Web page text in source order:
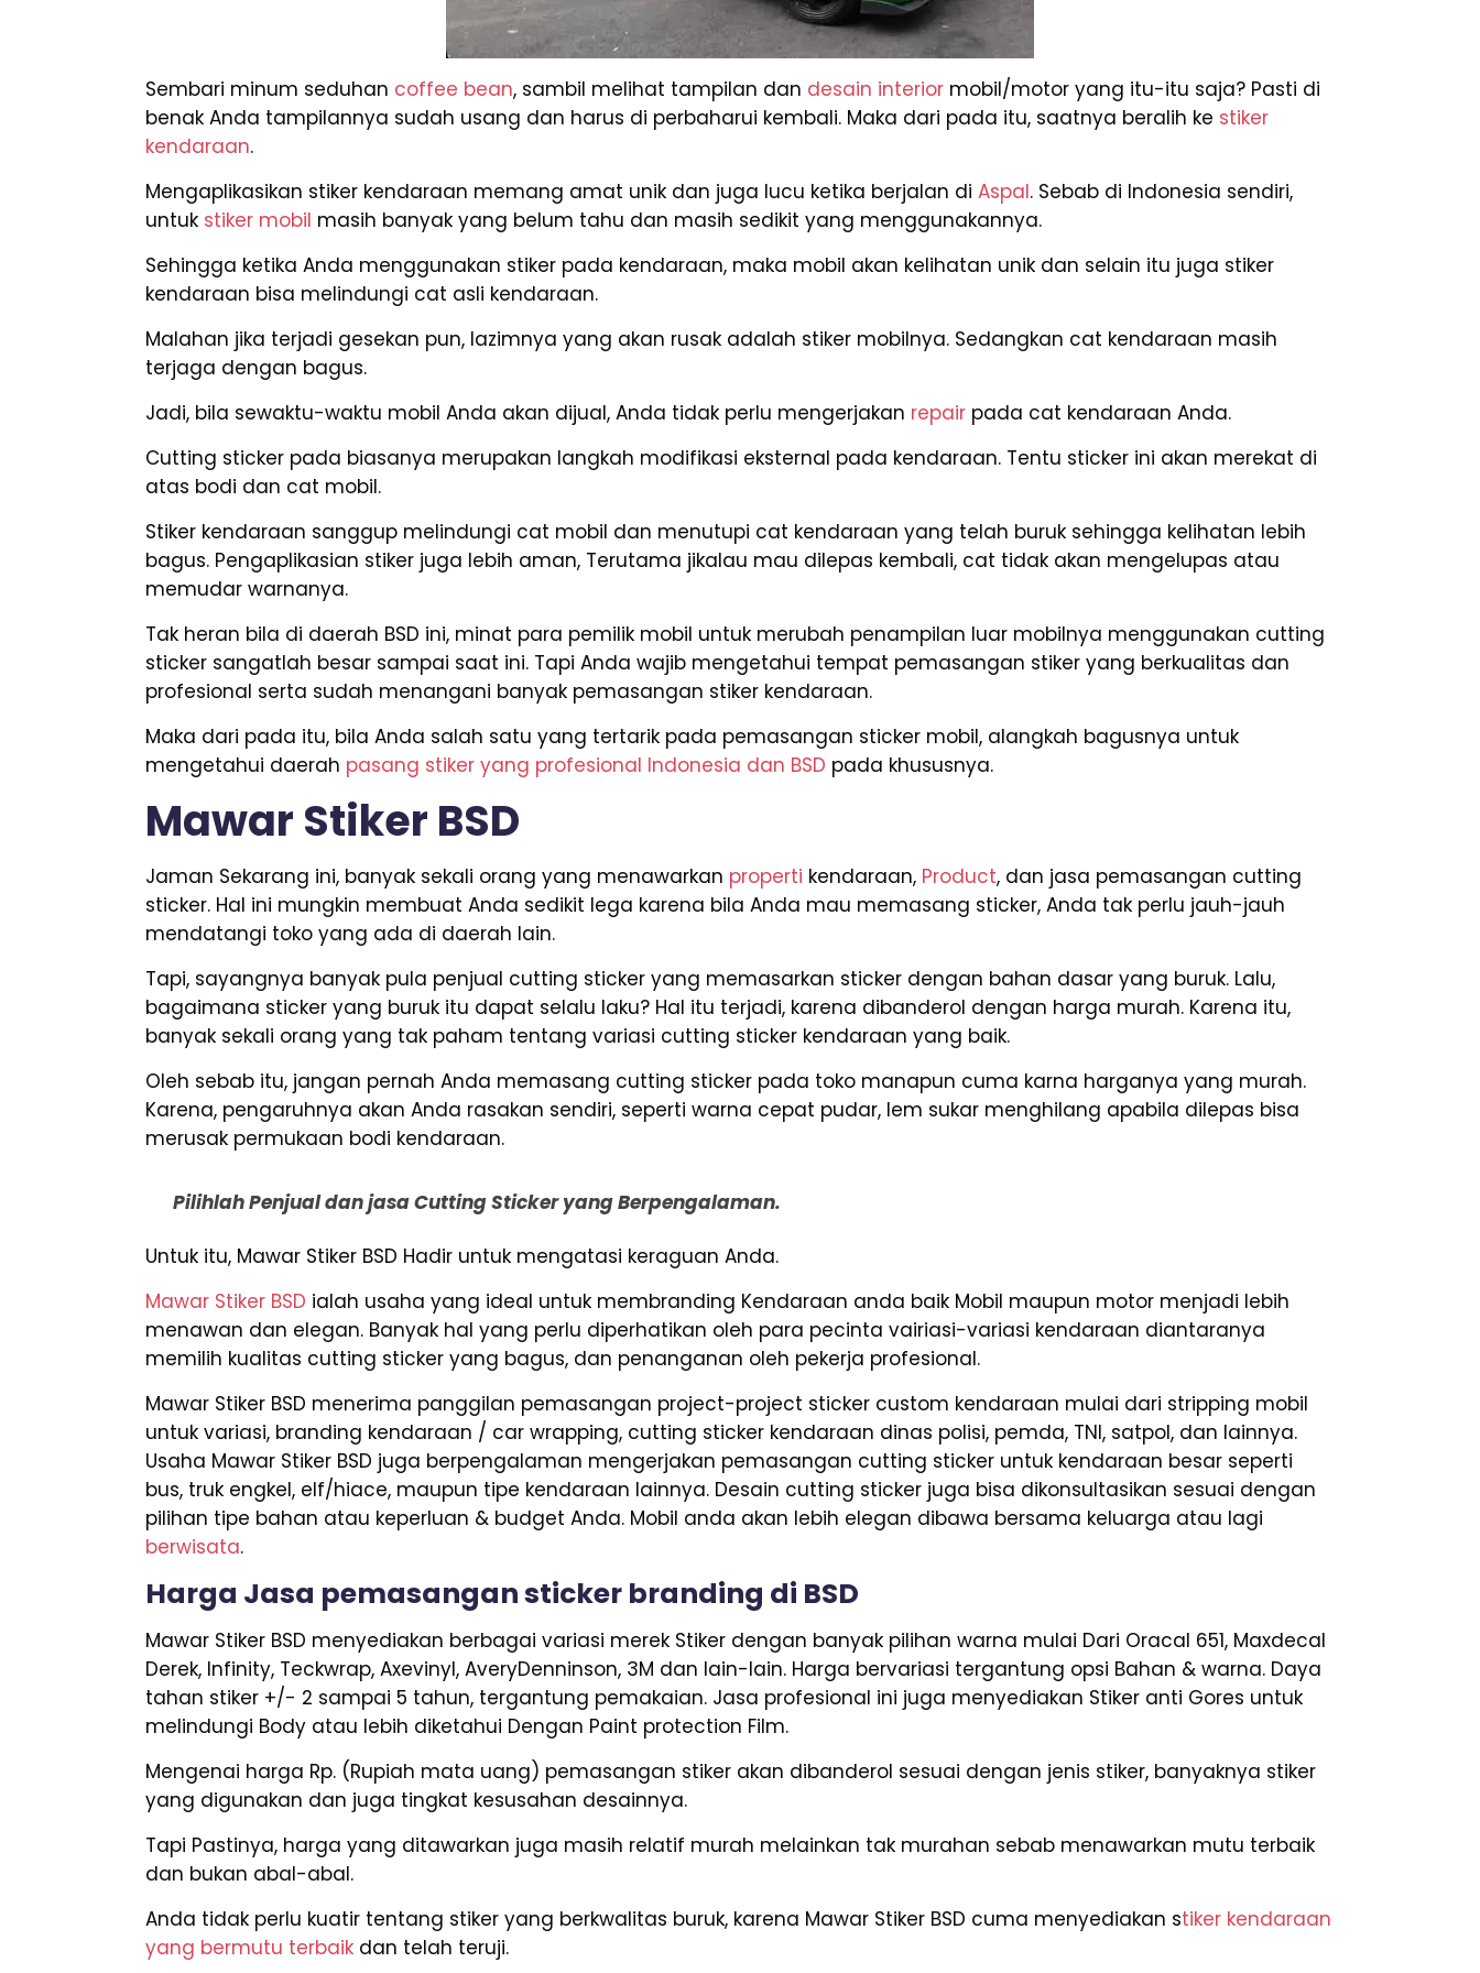
Sembari minum seduhan coffee bean, sambil melihat tampilan dan desain interior mobil/motor yang itu-itu saja? Pasti di
benak Anda tampilannya sudah usang dan harus di perbaharui kembali. Maka dari pada itu, saatnya beralih ke stiker
kendaraan.
Mengaplikasikan stiker kendaraan memang amat unik dan juga lucu ketika berjalan diAspal. Sebab di Indonesia sendiri,
untuk stiker mobil masih banyak yang belum tahu dan masih sedikit yang menggunakannya.
Sehingga ketika Anda menggunakan stiker pada kendaraan, maka mobil akan kelihatan unik dan selain itu juga stiker
kendaraan bisa melindungi cat asli kendaraan.
Malahan jika terjadi gesekan pun, lazimnya yang akan rusak adalah stiker mobilnya. Sedangkan cat kendaraan masih
terjaga dengan bagus.
Jadi, bila sewaktu-waktu mobil Anda akan dijual, Anda tidak perlu mengerjakan repair pada cat kendaraan Anda.
Cutting sticker pada biasanya merupakan langkah modifikasi eksternal pada kendaraan. Tentu sticker ini akan merekat di
atas bodi dan cat mobil.
Stiker kendaraan sanggup melindungi cat mobil dan menutupi cat kendaraan yang telah buruk sehingga kelihatan lebih
bagus. Pengaplikasian stiker juga lebih aman, Terutama jikalau mau dilepas kembali, cat tidak akan mengelupas atau
memudar warnanya.
Tak heran bila di daerah BSD ini, minat para pemilik mobil untuk merubah penampilan luar mobilnya menggunakan cutting
sticker sangatlah besar sampai saat ini. Tapi Anda wajib mengetahui tempat pemasangan stiker yang berkualitas dan
profesional serta sudah menangani banyak pemasangan stiker kendaraan.
Maka dari pada itu, bila Anda salah satu yang tertarik pada pemasangan sticker mobil, alangkah bagusnya untuk
mengetahui daerah pasang stiker yang profesional Indonesia dan BSD pada khususnya.
Mawar Stiker BSD
Jaman Sekarang ini, banyak sekali orang yang menawarkan properti kendaraan, Product, dan jasa pemasangan cutting
sticker. Hal ini mungkin membuat Anda sedikit lega karena bila Anda mau memasang sticker, Anda tak perlu jauh-jauh
mendatangi toko yang ada di daerah lain.
Tapi, sayangnya banyak pula penjual cutting sticker yang memasarkan sticker dengan bahan dasar yang buruk. Lalu,
bagaimana sticker yang buruk itu dapat selalu laku? Hal itu terjadi, karena dibanderol dengan harga murah. Karena itu,
banyak sekali orang yang tak paham tentang variasi cutting sticker kendaraan yang baik.
Oleh sebab itu, jangan pernah Anda memasang cutting sticker pada toko manapun cuma karna harganya yang murah.
Karena, pengaruhnya akan Anda rasakan sendiri, seperti warna cepat pudar, lem sukar menghilang apabila dilepas bisa
merusak permukaan bodi kendaraan.
Pilihlah Penjual dan jasa Cutting Sticker yang Berpengalaman.
Untuk itu, Mawar Stiker BSD Hadir untuk mengatasi keraguan Anda.
Mawar Stiker BSD ialah usaha yang ideal untuk membranding Kendaraan anda baik Mobil maupun motor menjadi lebih
menawan dan elegan. Banyak hal yang perlu diperhatikan oleh para pecinta vairiasi-variasi kendaraan diantaranya
memilih kualitas cutting sticker yang bagus, dan penanganan oleh pekerja profesional.
Mawar Stiker BSD menerima panggilan pemasangan project-project sticker custom kendaraan mulai dari stripping mobil
untuk variasi, branding kendaraan / car wrapping, cutting sticker kendaraan dinas polisi, pemda, TNI, satpol, dan lainnya.
Usaha Mawar Stiker BSD juga berpengalaman mengerjakan pemasangan cutting sticker untuk kendaraan besar seperti
bus, truk engkel, elf/hiace, maupun tipe kendaraan lainnya. Desain cutting sticker juga bisa dikonsultasikan sesuai dengan
pilihan tipe bahan atau keperluan & budget Anda. Mobil anda akan lebih elegan dibawa bersama keluarga atau lagi
berwisata.
Harga Jasa pemasangan sticker branding di BSD
Mawar Stiker BSD menyediakan berbagai variasi merek Stiker dengan banyak pilihan warna mulai Dari Oracal 651, Maxdecal
Derek, Infinity, Teckwrap, Axevinyl, AveryDenninson, 3M dan lain-lain. Harga bervariasi tergantung opsi Bahan & warna. Daya
tahan stiker +/- 2 sampai 5 tahun, tergantung pemakaian. Jasa profesional ini juga menyediakan Stiker anti Gores untuk
melindungi Body atau lebih diketahui Dengan Paint protection Film.
Mengenai harga Rp. (Rupiah mata uang) pemasangan stiker akan dibanderol sesuai dengan jenis stiker, banyaknya stiker
yang digunakan dan juga tingkat kesusahan desainnya.
Tapi Pastinya, harga yang ditawarkan juga masih relatif murah melainkan tak murahan sebab menawarkan mutu terbaik
dan bukan abal-abal.
Anda tidak perlu kuatir tentang stiker yang berkwalitas buruk, karena Mawar Stiker BSD cuma menyediakan stiker kendaraan
yang bermutu terbaik dan telah teruji.